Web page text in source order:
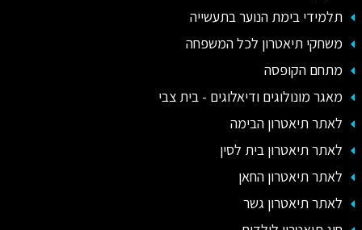
תלמידי בימת הנוער בתעשייה
משחקי תיאטרון לכל המשפחה
מתחם הקופסה
מאגר מונולוגים ודיאלוגים - בית צבי
לאתר תיאטרון הבימה
לאתר תיאטרון בית לסין
לאתר תיאטרון החאן
לאתר תיאטרון גשר